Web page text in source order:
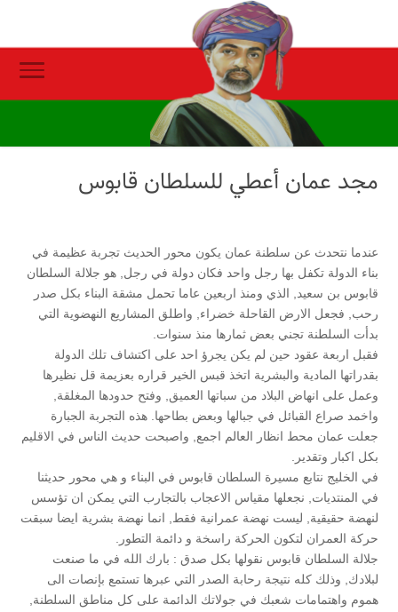
مجد عمان أعطي للسلطان قابوس
عندما نتحدث عن سلطنة عمان يكون محور الحديث تجربة عظيمة في
بناء الدولة تكفل بها رجل واحد فكان دولة في رجل, هو جلالة السلطان
قابوس بن سعيد, الذي ومنذ اربعين عاما تحمل مشقة البناء بكل صدر
رحب, فجعل الارض القاحلة خضراء, واطلق المشاريع النهضوية التي
بدأت السلطنة تجني بعض ثمارها منذ سنوات.
فقبل اربعة عقود حين لم يكن يجرؤ احد على اكتشاف تلك الدولة
بقدراتها المادية والبشرية اتخذ قبس الخير قراره بعزيمة قل نظيرها
وعمل على انهاض البلاد من سباتها العميق, وفتح حدودها المغلقة,
واخمد صراع القبائل في جبالها وبعض بطاحها. هذه التجربة الجبارة
جعلت عمان محط انظار العالم اجمع, واصبحت حديث الناس في الاقليم
بكل اكبار وتقدير.
في الخليج نتابع مسيرة السلطان قابوس في البناء و هي محور حديثنا
في المنتديات, نجعلها مقياس الاعجاب بالتجارب التي يمكن ان تؤسس
لنهضة حقيقية, ليست نهضة عمرانية فقط, انما نهضة بشرية ايضا سبقت
حركة العمران لتكون الحركة راسخة و دائمة التطور.
جلالة السلطان قابوس نقولها بكل صدق : بارك الله في ما صنعت
لبلادك, وذلك كله نتيجة رحابة الصدر التي عبرها تستمع بإنصات الى
هموم واهتمامات شعبك في جولاتك الدائمة على كل مناطق السلطنة,